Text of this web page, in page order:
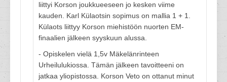
liittyi Korson joukkueeseen jo kesken viime
kauden. Karl Külaotsin sopimus on mallia 1 + 1.
Külaots liittyy Korson miehistöön nuorten EM-
finaalien jälkeen syyskuun alussa.
- Opiskelen vielä 1,5v Mäkelänrinteen
Urheilulukiossa. Tämän jälkeen tavoitteeni on
jatkaa yliopistossa. Korson Veto on ottanut minut